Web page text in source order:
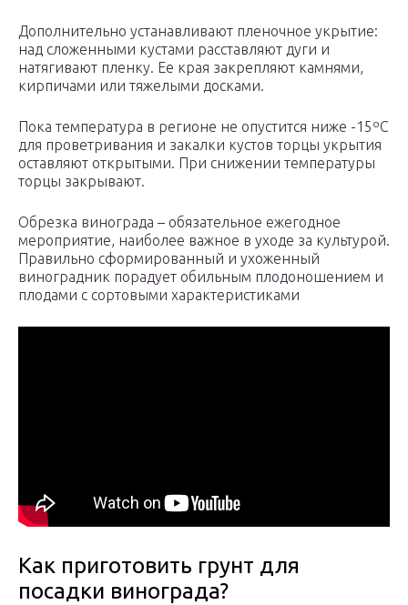
Дополнительно устанавливают пленочное укрытие:
над сложенными кустами расставляют дуги и
натягивают пленку. Ее края закрепляют камнями,
кирпичами или тяжелыми досками.
Пока температура в регионе не опустится ниже -15ºС
для проветривания и закалки кустов торцы укрытия
оставляют открытыми. При снижении температуры
торцы закрывают.
Обрезка винограда – обязательное ежегодное
мероприятие, наиболее важное в уходе за культурой.
Правильно сформированный и ухоженный
виноградник порадует обильным плодоношением и
плодами с сортовыми характеристиками
Как приготовить грунт для
посадки винограда?